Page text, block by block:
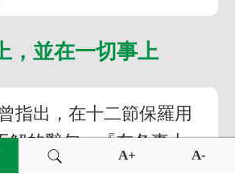
，並在一切事上
指出，在十二節保羅用
解的辭句：『在各事上，
』。在『各事』和『一切
A+ A-